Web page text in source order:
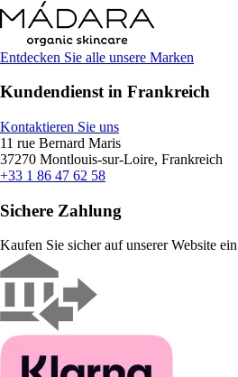
Entdecken Sie alle unsere Marken
Kundendienst in Frankreich
Kontaktieren Sie uns
11 rue Bernard Maris
37270 Montlouis-sur-Loire, Frankreich
+33 1 86 47 62 58
Sichere Zahlung
Kaufen Sie sicher auf unserer Website ein